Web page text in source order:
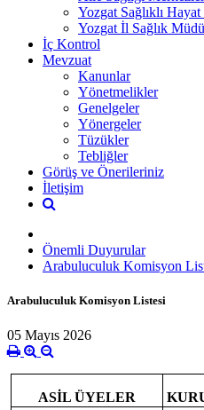
Yozgat Sağlıklı
Yozgat İl Sağlık
İç Kontrol
Mevzuat
Kanunlar
Yönetmelikler
Genelgeler
Yönergeler
Tüzükler
Tebliğler
Görüş ve Önerileriniz
İletişim
Önemli Duyurular
Arabuluculuk Komisyon
Arabuluculuk Komisyon Listesi
05 Mayıs 2026
ASİL ÜYELER